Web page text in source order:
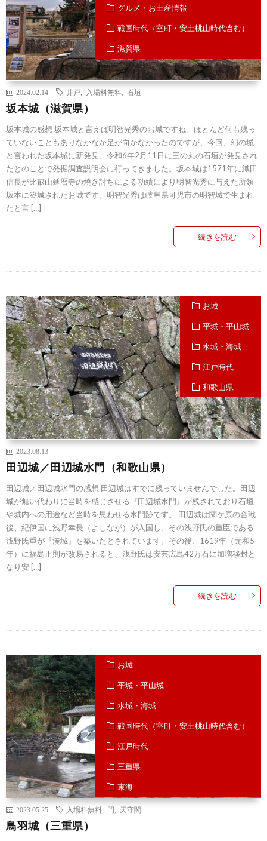
グルメ・お土産情報
戦国時代（室町・安土桃山時代含む）
滋賀県
2024.02.14 井戸 入場料無料 石垣
坂本城（滋賀県）
坂本城の感想 坂本城と言えば明智光秀のお城ですね。ほとんど何も残っ
ていないこともありなかなか足が向かなかったのですが、今回、幻の城
と言われた坂本城に新発見、令和6年2月11日に三の丸の石垣が発見され
たとのことで発掘調査説明会に行ってきました。坂本城は1571年に織田
信長が比叡山延暦寺の焼き討ちによる功績により明智光秀に与えた所領
坂本に築城されたお城です。明智光秀は岐阜県可児市の明智城で生まれ
たと言 […]
続きを読む
お城
平城・平山城
水城・海城
江戸時代
和歌山県
2023.08.13
田辺城／田辺城水門（和歌山県）
田辺城／田辺城水門の感想 田辺城はすでに残っていませんでした。田辺
城が無い代わりに当時を感じさせる『田辺城水門』が残されており石垣
や城内への用途など当時を思わせる水門跡です。 田辺城は関ケ原の合戦
後、紀伊国に浅野幸長（よしなが）が入国し、その浅野氏の重臣である
浅野氏重が『湊城』を築いたとされています。その後、1619年（元和5
年）に福島正則が改易されると、浅野氏は安芸広島42万石に加増移封と
なり安 […]
続きを読む
お城
平城・平山城
水城・海城
戦国時代（室町・安土桃山時代含む）
江戸時代
三重県
東海
2023.05.25 入場料無料 門 天守閣
鳥羽城（三重県）